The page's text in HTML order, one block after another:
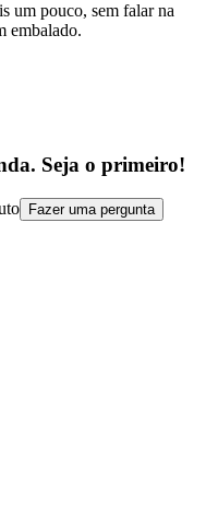
um pouco, sem falar na
embalado.
Seja o primeiro!
Fazer uma pergunta